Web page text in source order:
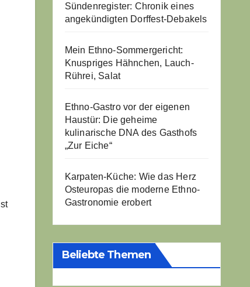
Sündenregister: Chronik eines
angekündigten Dorffest-Debakels
Mein Ethno-Sommergericht:
Knuspriges Hähnchen, Lauch-
Rührei, Salat
Ethno-Gastro vor der eigenen
Haustür: Die geheime
kulinarische DNA des Gasthofs
„Zur Eiche“
Karpaten-Küche: Wie das Herz
Osteuropas die moderne Ethno-
Gastronomie erobert
Beliebte Themen